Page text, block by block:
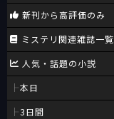
新刊から高評価のみ
ミステリ関連雑誌一覧
人気・話題の小説
本日
3日間